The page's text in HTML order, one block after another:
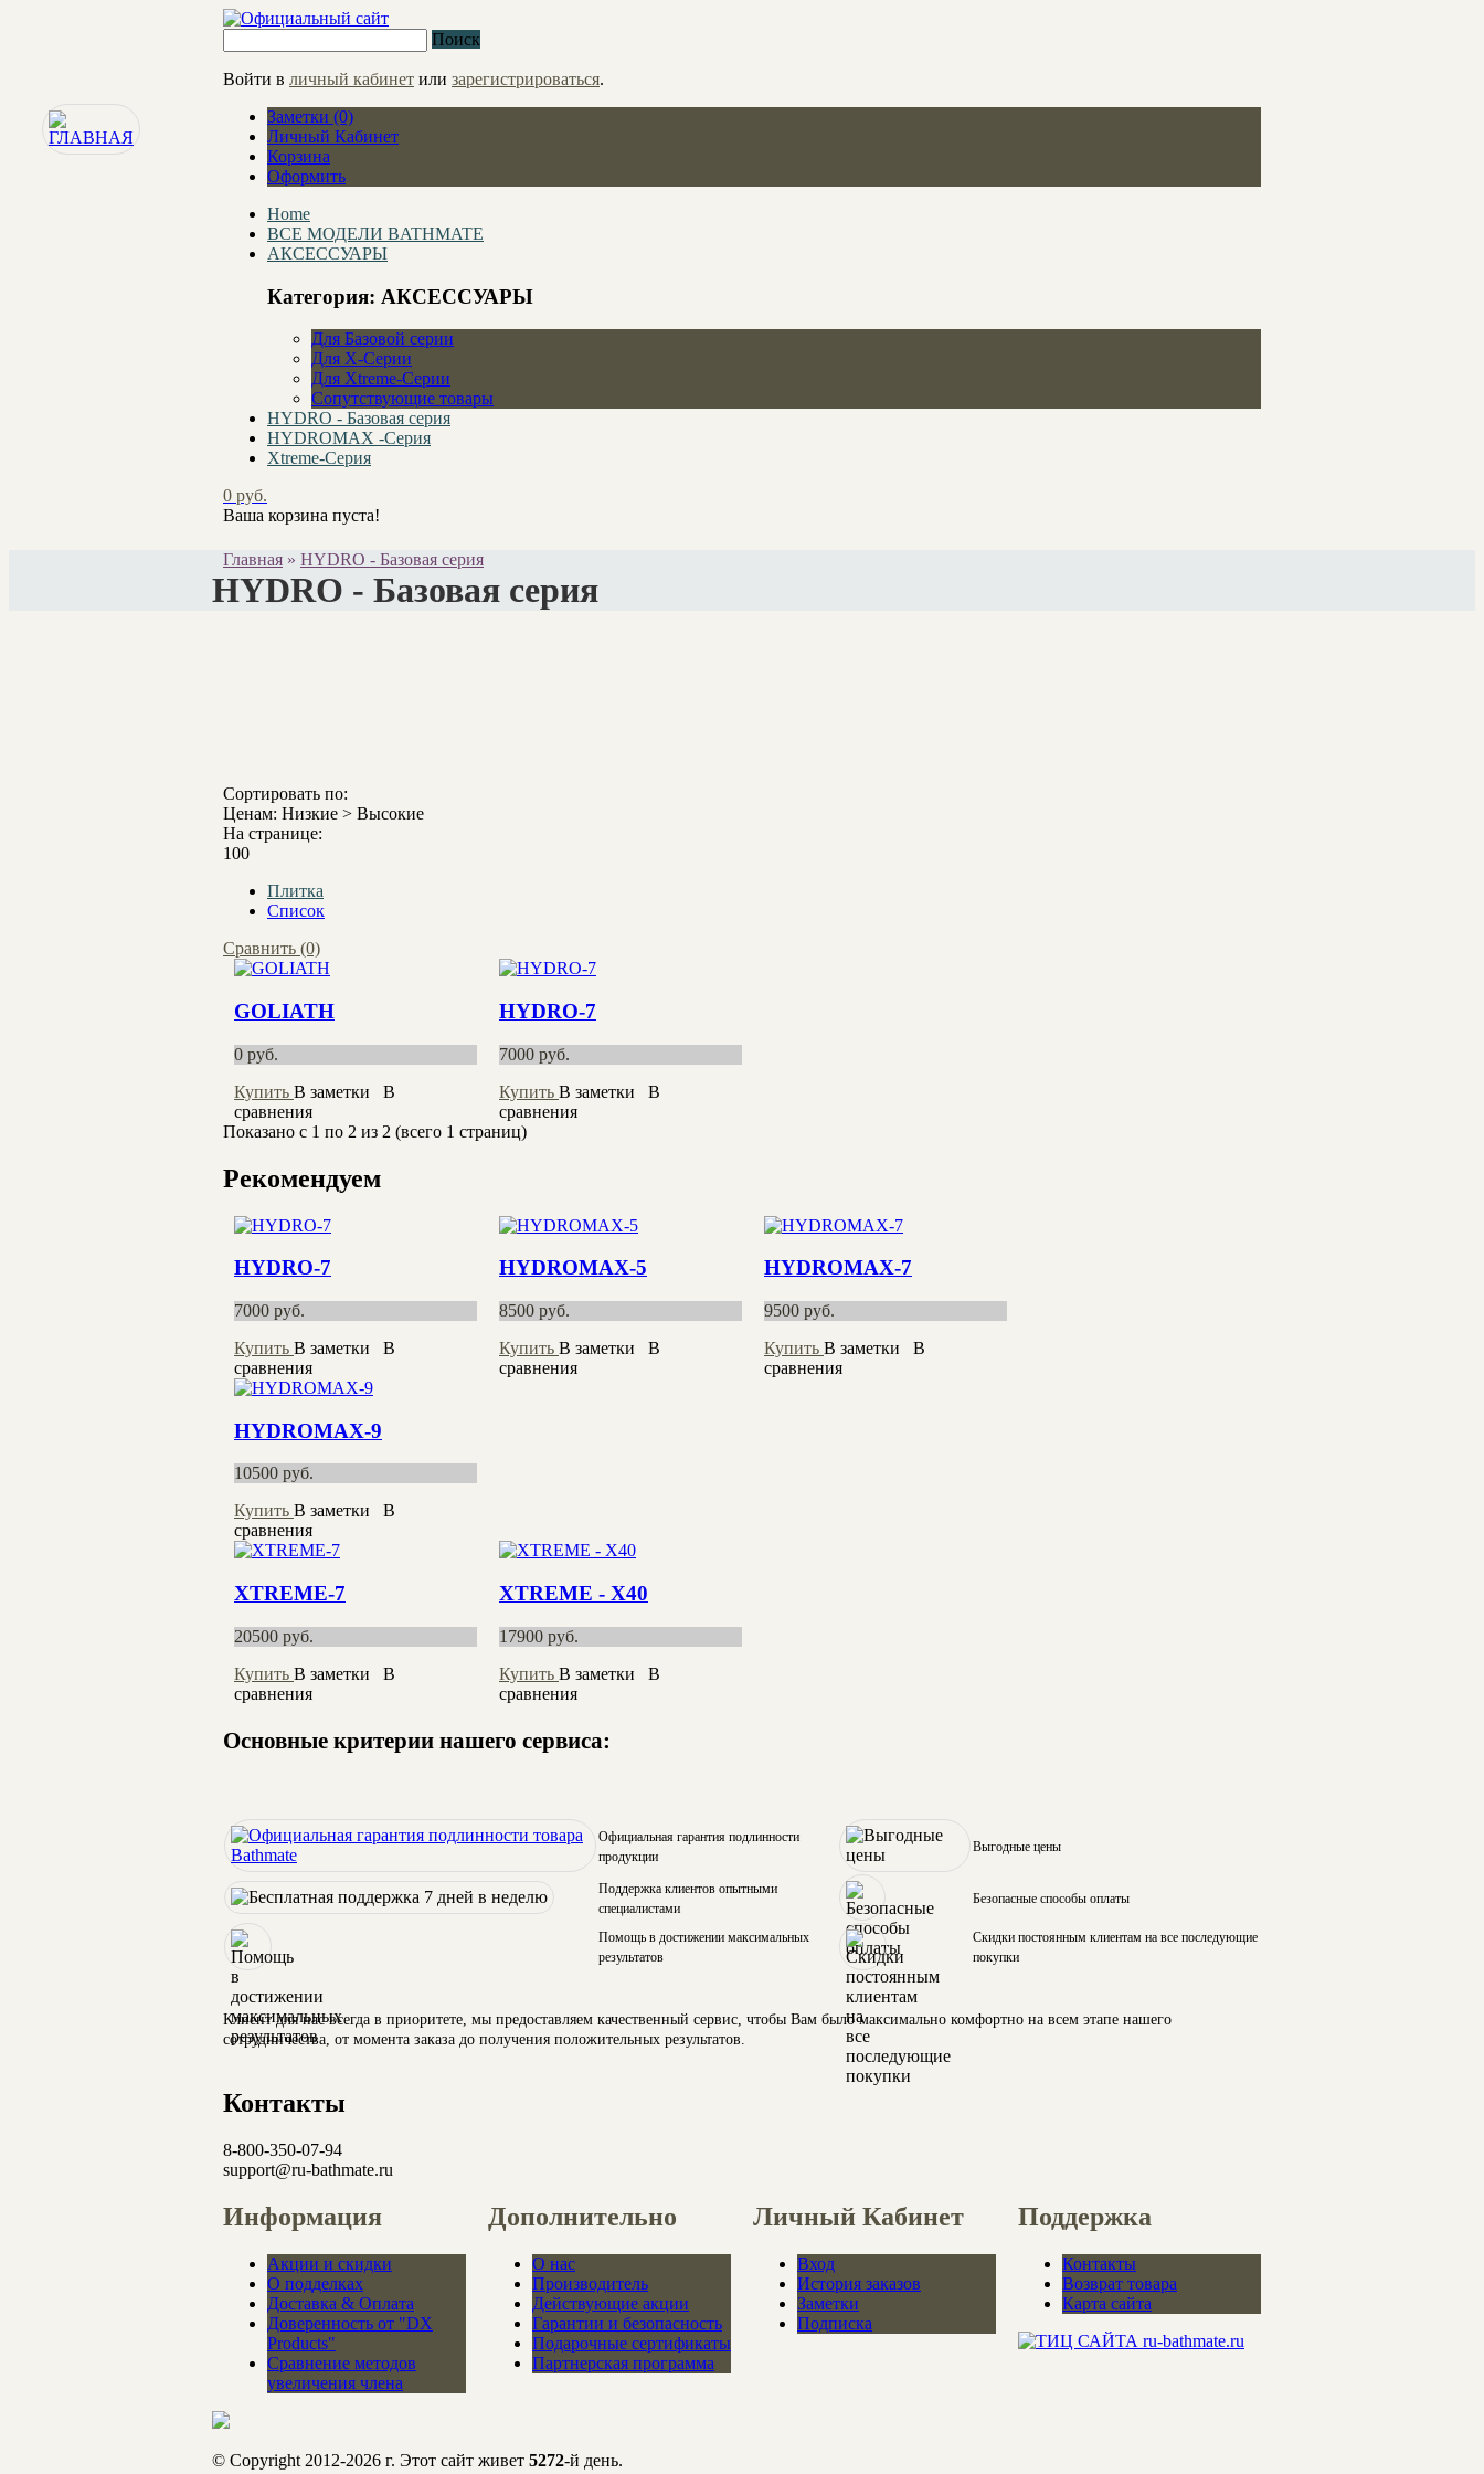
Поиск
Войти в личный кабинет или зарегистрироваться.
Заметки (0)
Личный Кабинет
Корзина
Оформить
Home
ВСЕ МОДЕЛИ BATHMATE
АКСЕССУАРЫ
Категория: АКСЕССУАРЫ
Для Базовой серии
Для X-Серии
Для Xtreme-Серии
Сопутствующие товары
HYDRO - Базовая серия
HYDROMAX -Серия
Xtreme-Серия
0 руб.
Ваша корзина пуста!
Главная » HYDRO - Базовая серия
HYDRO - Базовая серия
Сортировать по:
Ценам: Низкие > Высокие
На странице:
100
Плитка
Список
Сравнить (0)
GOLIATH
0 руб.
Купить В заметки
В
сравнения
HYDRO-7
7000 руб.
Купить В заметки
В
сравнения
Показано с 1 по 2 из 2 (всего 1 страниц)
Рекомендуем
HYDRO-7
7000 руб.
Купить В заметки
В
сравнения
HYDROMAX-5
8500 руб.
Купить В заметки
В
сравнения
HYDROMAX-7
9500 руб.
Купить В заметки
В
сравнения
HYDROMAX-9
10500 руб.
Купить В заметки
В
сравнения
XTREME-7
20500 руб.
Купить В заметки
В
сравнения
XTREME - X40
17900 руб.
Купить В заметки
В
сравнения
Основные критерии нашего сервиса:
Официальная гарантия подлинности
продукции
Выгодные цены
Поддержка клиентов опытными
специалистами
Безопасные способы оплаты
Помощь в достижении максимальных
результатов
Скидки постоянным клиентам на все последующие
покупки
Клиент для нас всегда в приоритете, мы предоставляем качественный сервис, чтобы Вам было максимально комфортно на всем этапе нашего
сотрудничества, от момента заказа до получения положительных результатов.
Контакты
8-800-350-07-94
support@ru-bathmate.ru
Информация
Акции и скидки
О подделках
Доставка & Оплата
Доверенность от "DX
Products"
Сравнение методов
увеличения члена
Дополнительно
О нас
Производитель
Действующие акции
Гарантии и безопасность
Подарочные сертификаты
Партнерская программа
Личный Кабинет
Вход
История заказов
Заметки
Подписка
Поддержка
Контакты
Возврат товара
Карта сайта
© Copyright 2012-2026 г. Этот сайт живет 5272-й день.